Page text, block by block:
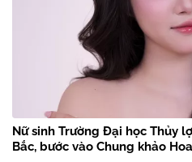
Nữ sinh Trường Đại học Thủy
Bắc, bước vào Chung khảo